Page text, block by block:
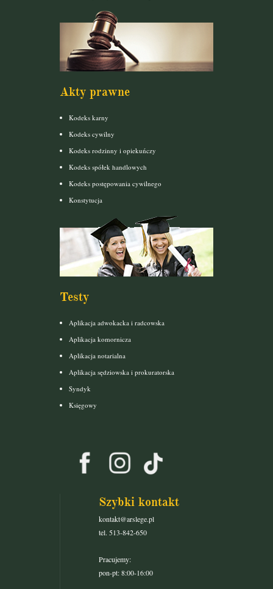
Akty prawne
Kodeks karny
Kodeks cywilny
Kodeks rodzinny i opiekuńczy
Kodeks spółek handlowych
Kodeks postępowania cywilnego
Konstytucja
Testy
Aplikacja adwokacka i radcowska
Aplikacja komornicza
Aplikacja notarialna
Aplikacja sędziowska i prokuratorska
Syndyk
Księgowy
Szybki kontakt
kontakt@arslege.pl
tel. 513-842-650
Pracujemy:
pon-pt: 8:00-16:00